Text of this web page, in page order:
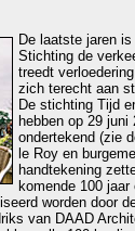
De laatste jaren
Stichting de
treedt
zich terecht aan
De stichting Tijd
hebben op 29 juni
ondertekend (zie
le Roy en
handtekening
komende 100
worden door
van DAAD